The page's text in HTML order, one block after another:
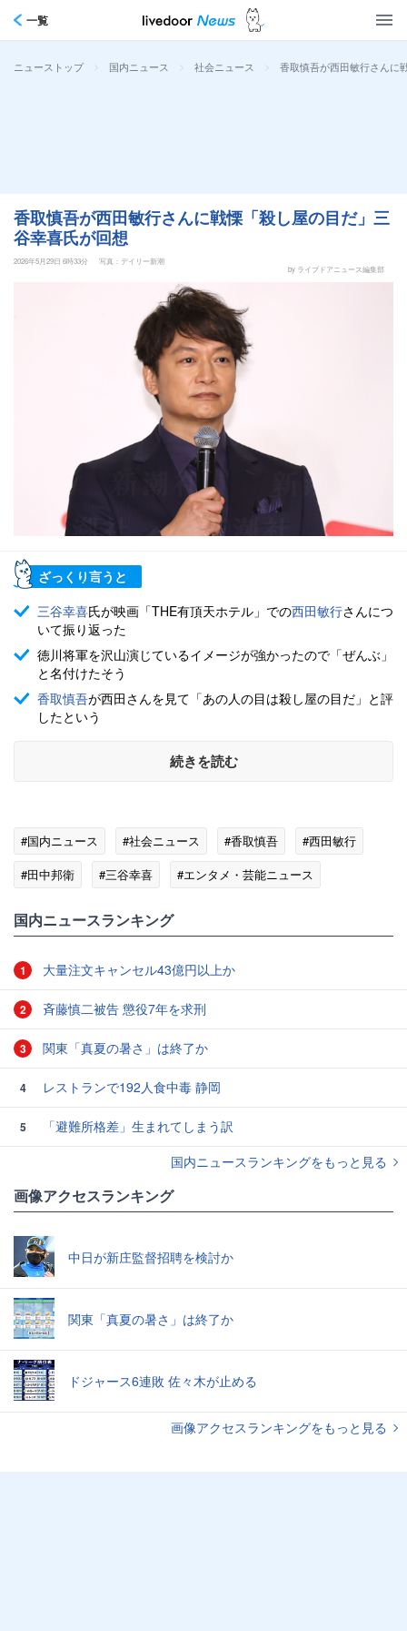
一覧
ニューストップ > 国内ニュース > 社会ニュース > 香取慎吾が西田敏行さんに
香取慎吾が西田敏行さんに戦慄「殺し屋の目だ」三
谷幸喜氏が回想
2026年5月29日 6時33分
写真：デイリー新潮
by ライブドアニュース編集部
ざっくり言うと
三谷幸喜氏が映画「THE有頂天ホテル」での西田敏行さんにつ
いて振り返った
徳川将軍を沢山演じているイメージが強かったので「ぜんぶ」
と名付けたそう
香取慎吾が西田さんを見て「あの人の目は殺し屋の目だ」と評
したという
続きを読む
#国内ニュース #社会ニュース #香取慎吾
#西田敏行
#田中邦衛
#三谷幸喜 #エンタメ・芸能ニュース
国内ニュースランキング
1 大量注文キャンセル43億円以上か
2 斉藤慎二被告 懲役7年を求刑
3 関東「真夏の暑さ」は終了か
4 レストランで192人食中毒 静岡
5
「避難所格差」生まれてしまう訳
国内ニュースランキングをもっと見る
画像アクセスランキング
中日が新庄監督招聘を検討か
関東「真夏の暑さ」は終了か
ドジャース6連敗 佐々木が止める
画像アクセスランキングをもっと見る